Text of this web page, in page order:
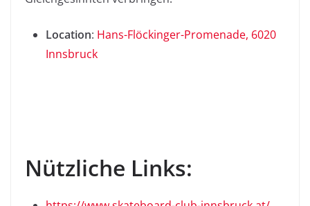
Location: Hans-Flöckinger-Promenade, 6020
Innsbruck
Nützliche Links: